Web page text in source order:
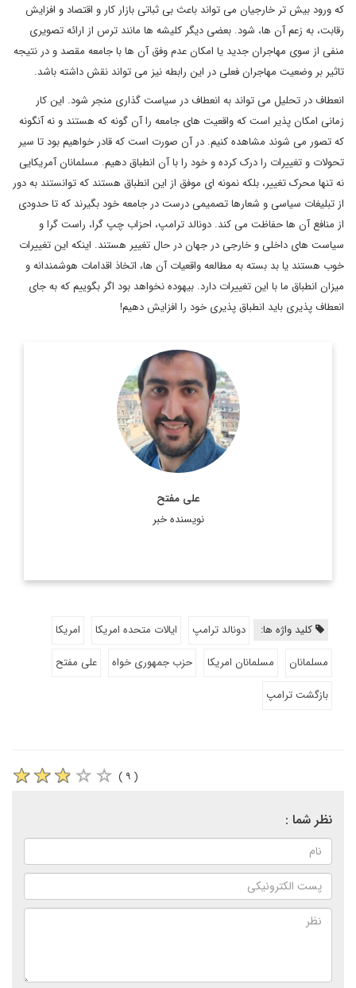
که ورود بیش تر خارجیان می تواند باعث بی ثباتی بازار کار و اقتصاد و افزایش
رقابت، به زعم آن ها، شود. بعضی دیگر کلیشه ها مانند ترس از ارائه تصویری
منفی از سوی مهاجران جدید یا امکان عدم وفق آن ها با جامعه مقصد و در نتیجه
تاثیر بر وضعیت مهاجران فعلی در این رابطه نیز می تواند نقش داشته باشد.
انعطاف در تحلیل می تواند به انعطاف در سیاست گذاری منجر شود. این کار
زمانی امکان پذیر است که واقعیت های جامعه را آن گونه که هستند و نه آنگونه
که تصور می شوند مشاهده کنیم. در آن صورت است که قادر خواهیم بود تا سیر
تحولات و تغییرات را درک کرده و خود را با آن انطباق دهیم. مسلمانان آمریکایی
نه تنها محرک تغییر، بلکه نمونه ای موفق از این انطباق هستند که توانستند به دور
از تبلیغات سیاسی و شعارها تصمیمی درست در جامعه خود بگیرند که تا حدودی
از منافع آن ها حفاظت می کند. دونالد ترامپ، احزاب چپ گرا، راست گرا و
سیاست های داخلی و خارجی در جهان در حال تغییر هستند. اینکه این تغییرات
خوب هستند یا بد بسته به مطالعه واقعیات آن ها، اتخاذ اقدامات هوشمندانه و
میزان انطباق ما با این تغییرات دارد. بیهوده نخواهد بود اگر بگوییم که به جای
انعطاف پذیری باید انطباق پذیری خود را افزایش دهیم!
علی مفتح
نویسنده خبر
دانش آموخته فلسفه و مطالعات اروپایی از بلژیک
اطلاعات بیشتر
کلید واژه ها: دونالد ترامپ ایالات متحده امریکا
امریکا
مسلمانان
مسلمانان امریکا حزب جمهوری خواه
علی مفتح
بازگشت ترامپ
( ۹ )
نظر شما :